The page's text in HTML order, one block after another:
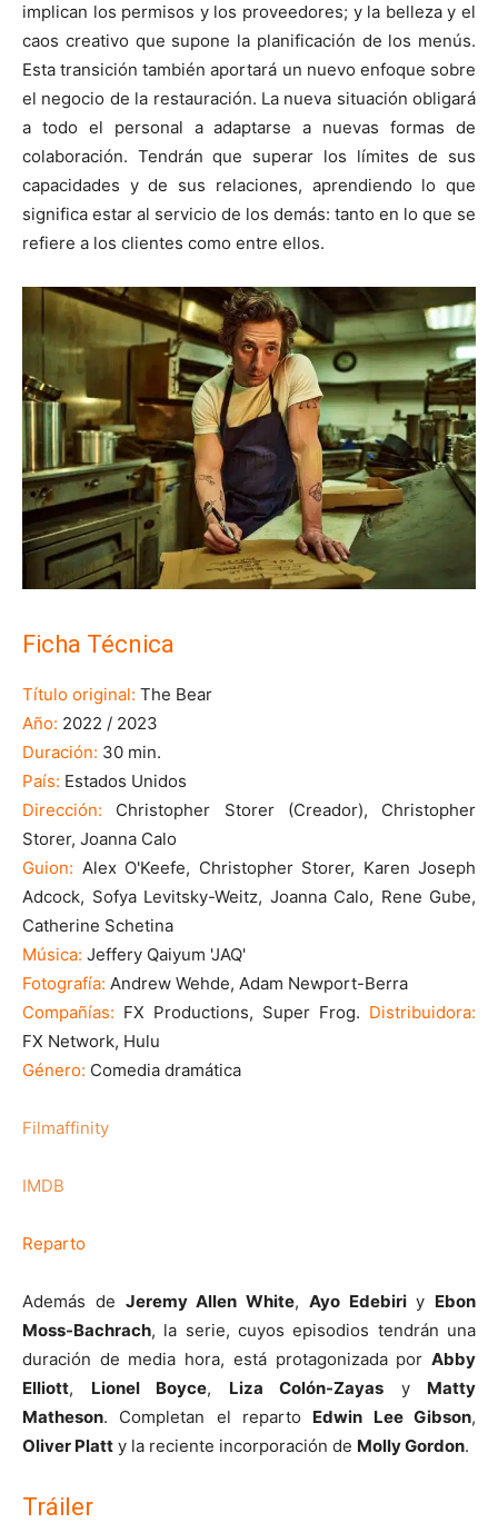
implican los permisos y los proveedores; y la belleza y el
caos creativo que supone la planificación de los menús.
Esta transición también aportará un nuevo enfoque sobre
el negocio de la restauración. La nueva situación obligará
a todo el personal a adaptarse a nuevas formas de
colaboración. Tendrán que superar los límites de sus
capacidades y de sus relaciones, aprendiendo lo que
significa estar al servicio de los demás: tanto en lo que se
refiere a los clientes como entre ellos.
Ficha Técnica
Título original: The Bear
Año: 2022 / 2023
Duración: 30 min.
País: Estados Unidos
Dirección: Christopher Storer (Creador), Christopher
Storer, Joanna Calo
Guion: Alex O'Keefe, Christopher Storer, Karen Joseph
Adcock, Sofya Levitsky-Weitz, Joanna Calo, Rene Gube,
Catherine Schetina
Música: Jeffery Qaiyum 'JAQ'
Fotografía: Andrew Wehde, Adam Newport-Berra
Compañías: FX Productions, Super Frog. Distribuidora:
FX Network, Hulu
Género: Comedia dramática
Filmaffinity
IMDB
Reparto
Además de Jeremy Allen White, Ayo Edebiriy Ebon
Moss-Bachrach, la serie, cuyos episodios tendrán una
duración de media hora, está protagonizada por Abby
Elliott, Lionel Boyce, Liza Colón-Zayas y Matty
Matheson. Completan el reparto Edwin Lee Gibson,
Oliver Platt y la reciente incorporación de Molly Gordon.
Tráiler